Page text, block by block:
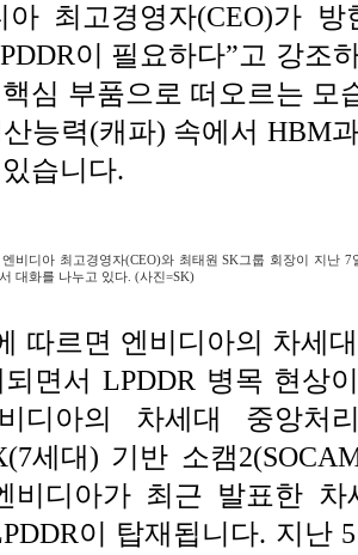
아 최고경영자(CEO)가
이 필요하다”고 강조
심 부품으로 떠오르는 모
능력(캐파) 속에서 HBM
습니다.
비디아 최고경영자(CEO)와 최태원 SK그룹 회장이 지난
대화를 나누고 있다. (사진=SK)
따르면 엔비디아의 차세
면서 LPDDR 병목 현상
디아의 차세대 중앙처리
세대) 기반 소캠
비디아가 최근 발표한
이 탑재됩니다. 지난